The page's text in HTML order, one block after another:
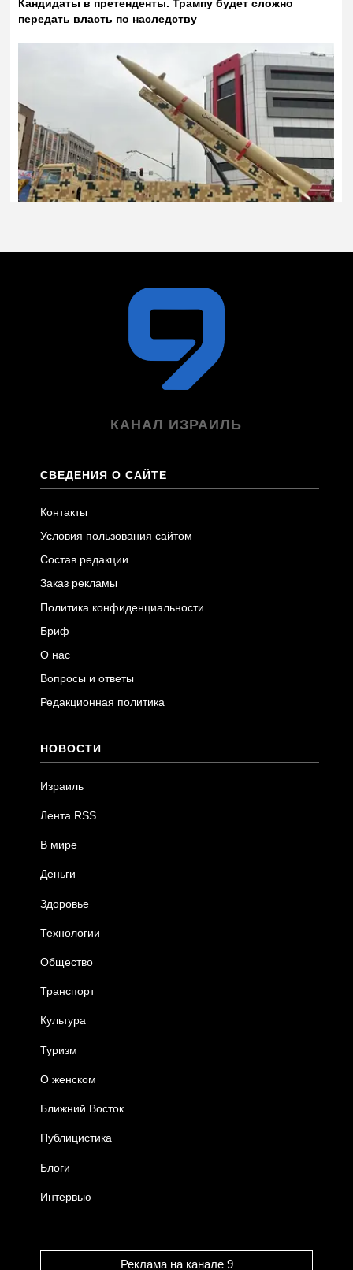
КАНАЛ ИЗРАИЛЬ
СВЕДЕНИЯ О САЙТЕ
Контакты
Условия пользования сайтом
Состав редакции
Заказ рекламы
Политика конфиденциальности
Бриф
О нас
Вопросы и ответы
Редакционная политика
НОВОСТИ
Израиль
Лента RSS
В мире
Деньги
Здоровье
Технологии
Общество
Транспорт
Культура
Туризм
О женском
Ближний Восток
Публицистика
Блоги
Интервью
Реклама на канале 9